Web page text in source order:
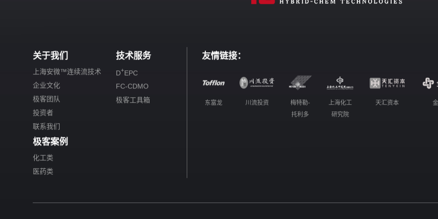
关于我们
上海安微™连续流技术
企业文化
极客团队
投资者
联系我们
技术服务
D+EPC
FC-CDMO
极客工具箱
极客案例
化工类
医药类
友情链接：
东富龙 川流投资
梅特勒-
托利多
上海化工
研究院
天汇资本